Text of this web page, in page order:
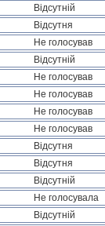
Відсутній
Відсутня
Не голосував
Відсутній
Не голосував
Не голосував
Не голосував
Не голосував
Відсутня
Відсутня
Відсутній
Не голосувала
Відсутній